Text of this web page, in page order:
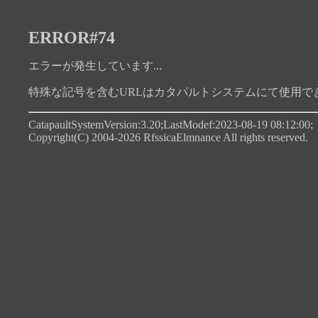
ERROR#74
エラーが発生しています...
特殊な記号を含むURLはカタパルトシステムにて使用で
CatapaultSystemVersion:3.20;LastModef:2023-08-19 08:12:00;
Copyright(C) 2004-2026 RfssicaElmnance All rights reserved.